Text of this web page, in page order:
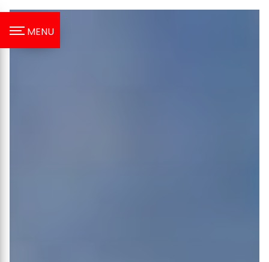
MENU
Panneau de gestion des cookies